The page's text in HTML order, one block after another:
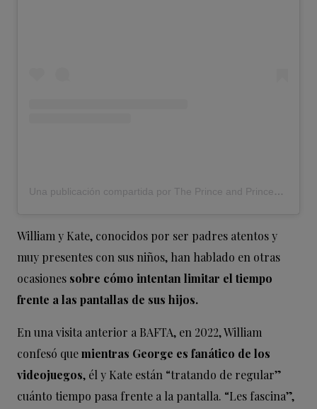
Una publicación compartida por The Prince and Princess of Wales (@princeandprincessofwales)
William y Kate, conocidos por ser padres atentos y
muy presentes con sus niños, han hablado en otras
ocasiones sobre cómo intentan limitar el tiempo
frente a las pantallas de sus hijos.
En una visita anterior a BAFTA, en 2022, William
confesó quemientras George es fanático de los
videojuegos, él y Kate están “tratando de regular”
cuánto tiempo pasa frente a la pantalla. “Les fascina”,